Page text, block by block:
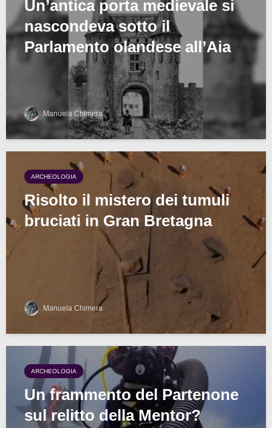
Un’antica porta medievale si
nascondeva sotto il
Parlamento olandese all’Aia
Manuela Chimera
ARCHEOLOGIA
Risolto il mistero dei tumuli
bruciati in Gran Bretagna
Manuela Chimera
ARCHEOLOGIA
Un frammento del Partenone
sul relitto della Mentor?